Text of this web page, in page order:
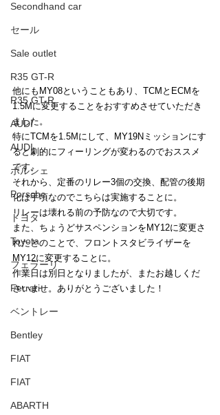
Secondhand car
セール
Sale outlet
R35 GT-R
R35 GT-R
AUDI
AUDI
ポルシェ
Porsche
トヨタ
Toyota
フェラーリ
Ferrari
ベントレー
Bentley
FIAT
FIAT
ABARTH
他にもMY08ということもあり、TCMとECMを
1.5Mに変更することをおすすめさせていただき
ました。
特にTCMを1.5Mにして、MY19Nミッションにす
ると劇的にフィーリングが変わるのでおススメ
です。
それから、定番のリレー3個の交換、配管の後期
化は手頃なのでこちらは実施することに。
リレーは壊れる前の予防なので大切です。
また、ちょうどサスペンションをMY12に変更さ
れたとのことで、フロントスタビライザーを
MY12に変更することに。
作業日は別日となりましたが、またお越しくだ
さいませ。ありがとうございました！